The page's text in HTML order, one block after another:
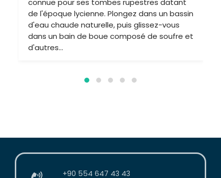
+90 554 647 43 43